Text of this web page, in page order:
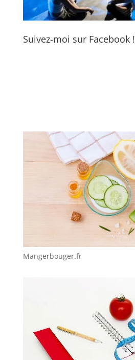
Suivez-moi sur Facebook !
Mangerbouger.fr